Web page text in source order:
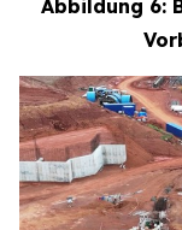
Abbildung 6: